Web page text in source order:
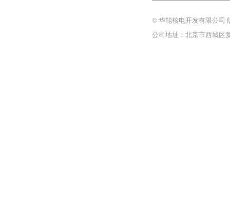
© 华能核电开发有限公司
公司地址：北京市西城区